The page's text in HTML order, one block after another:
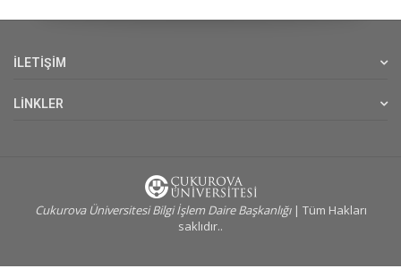
İLETİŞİM
LİNKLER
Cukurova Üniversitesi Bilgi İşlem Daire Başkanlığı| Tüm Hakları
saklıdır..